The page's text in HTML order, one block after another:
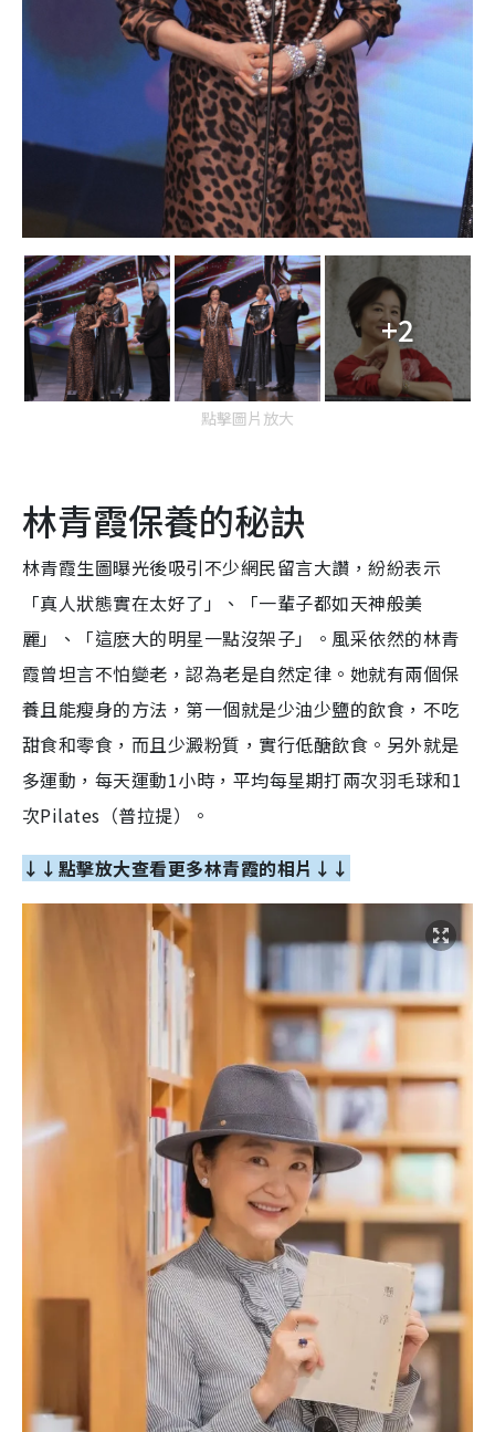
+2
點擊圖片放大
林青霞保養的秘訣
林青霞生圖曝光後吸引不少網民留言大讚，紛紛表示
「真人狀態實在太好了」、「一輩子都如天神般美
麗」、「這麽大的明星一點沒架子」。風采依然的林青
霞曾坦言不怕變老，認為老是自然定律。她就有兩個保
養且能瘦身的方法，第一個就是少油少鹽的飲食，不吃
甜食和零食，而且少澱粉質，實行低醣飲食。另外就是
多運動，每天運動1小時，平均每星期打兩次羽毛球和1
次Pilates（普拉提）。
↓↓點擊放大查看更多林青霞的相片↓↓